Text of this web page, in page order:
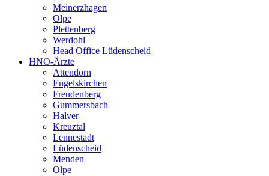
Meinerzhagen
Olpe
Plettenberg
Werdohl
Head Office Lüdenscheid
HNO-Ärzte
Attendorn
Engelskirchen
Freudenberg
Gummersbach
Halver
Kreuztal
Lennestadt
Lüdenscheid
Menden
Olpe